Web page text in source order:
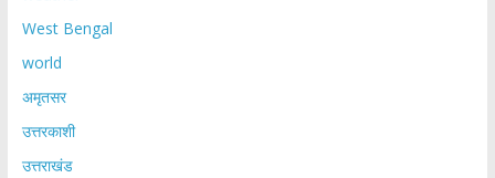
West Bengal
world
अमृतसर
उत्तरकाशी
उत्तराखंड